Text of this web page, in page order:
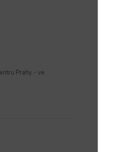
Prahy - ve